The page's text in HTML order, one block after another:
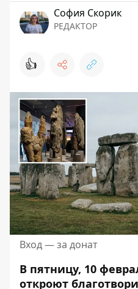
София Скорик
РЕДАКТОР
👍
Вход — за донат
В пятницу, 10
откроют